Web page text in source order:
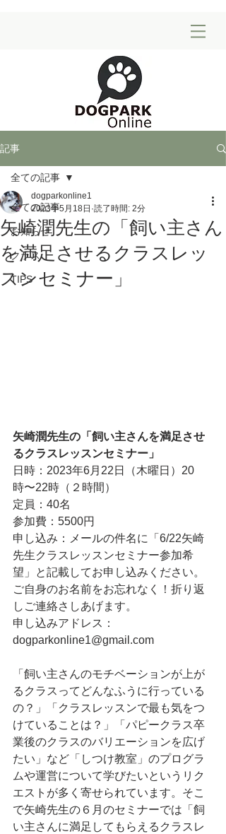
記事
全ての記事
お知らせ
クラス
TIPS
全ての記事
矢崎潤先生の「飼い主さん
を満足させるクラスレッ
スンセミナー」
dogparkonline1
2023年5月18日 読了時間: 2分
矢崎潤先生の「飼い主さんを満足させ
るクラスレッスンセミナー」
日時：2023年6月22日（木曜日）20
時〜22時（２時間）
定員：40名
参加費：5500円
申し込み：メールの件名に「6/22矢崎
先生クラスレッスンセミナー参加希
望」と記載してお申し込みください。
ご自身のお名前をお忘れなく！折り返
しご連絡さしあげます。
申し込みアドレス：
dogparkonline1@gmail.com
「飼い主さんのモチベーションが上が
るクラスってどんなふうに行っている
の？」「クラスレッスンで最も気をつ
けていることは？」「パピークラス卒
業後のクラスのバリエーションを広げ
たい」など「しつけ教室」のプログラ
ムや運営について学びたいというリク
エストが多く寄せられています。そこ
で矢崎先生の６月のセミナーでは「飼
い主さんに満足してもらえるクラスレ